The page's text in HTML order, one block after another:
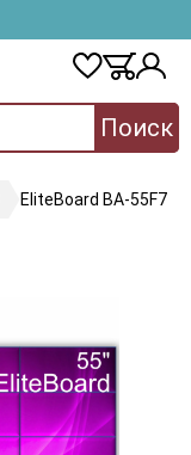
Поиск
EliteBoard BA-55F7